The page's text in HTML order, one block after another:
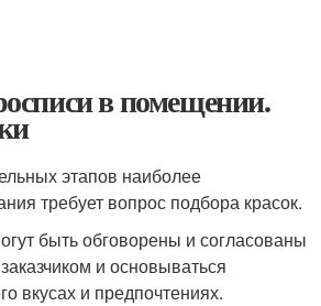
в помещении.
этапов наиболее
требует вопрос подбора красок.
быть обговорены и согласованы
и основываться
вкусах и предпочтениях.